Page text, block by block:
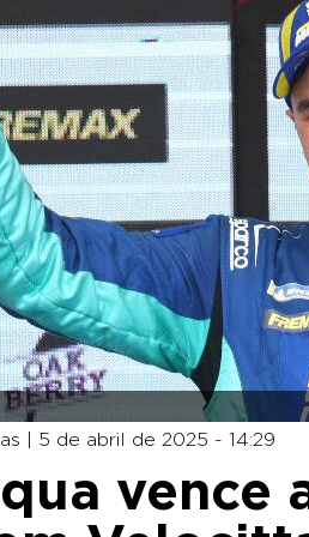
| 5 de abril de 2025 - 14:29
vence